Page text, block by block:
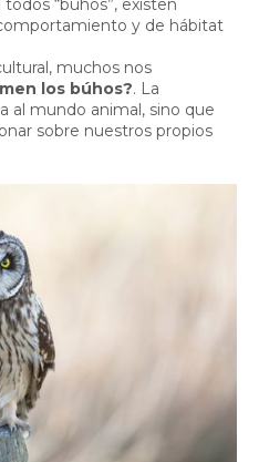
“búhos”, existen
y de hábitat
muchos nos
los búhos?. La
al mundo animal, sino que
sobre nuestros propios